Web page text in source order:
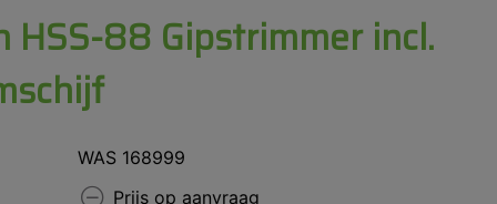
HSS-88 Gipstrimmer incl.
WAS 168999
Prijs op aanvraag